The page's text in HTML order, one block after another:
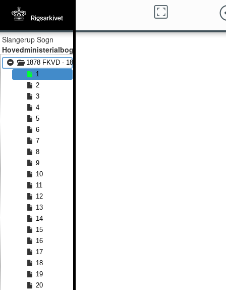
Slangerup Sogn
Hovedministerialbog
1878 FKVD - 1891 FKVD
1
2
3
4
5
6
7
8
9
10
11
12
13
14
15
16
17
18
19
20